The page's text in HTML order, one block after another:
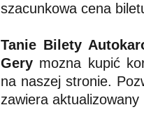
szacunkowa cena
Tanie Bilety
Gery mozna kupić
na naszej stronie.
zawiera